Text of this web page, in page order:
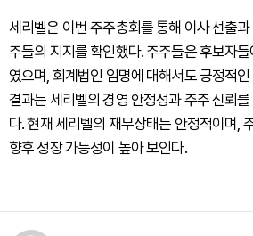
세리벨은 이번 주주총회를 통해 이사 선출
주들의 지지를 확인했다. 주주들은 후보자
였으며, 회계법인 임명에 대해서도 긍정적
결과는 세리벨의 경영 안정성과 주주 신뢰
다. 현재 세리벨의 재무상태는 안정적이며,
향후 성장 가능성이 높아 보인다.